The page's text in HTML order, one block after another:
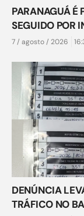
PARANAGUÁ É
SEGUIDO POR
7 / agosto / 2026
DENÚNCIA
TRÁFICO NO